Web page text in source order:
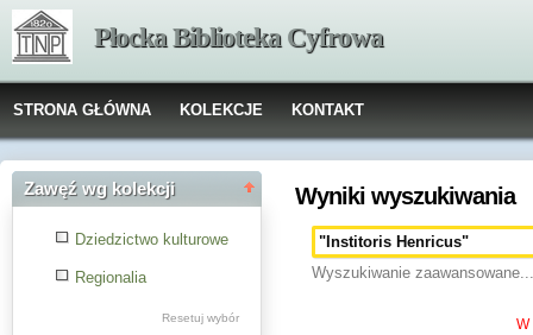
Płocka Biblioteka Cyfrowa
STRONA GŁÓWNA KOLEKCJE KONTAKT
Zawęź wg kolekcji
Dziedzictwo kulturowe
Regionalia
Resetuj wybór
Wyniki wyszukiwania
Wyszukiwanie zaawansowane...
W